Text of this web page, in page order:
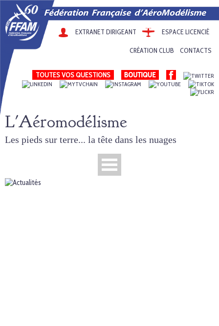
EXTRANET DIRIGEANT ESPACE LICENCIÉ
CRÉATION CLUB CONTACTS
TOUTES VOS QUESTIONS
L'Aéromodélisme
Les pieds sur terre... la tête dans les nuages